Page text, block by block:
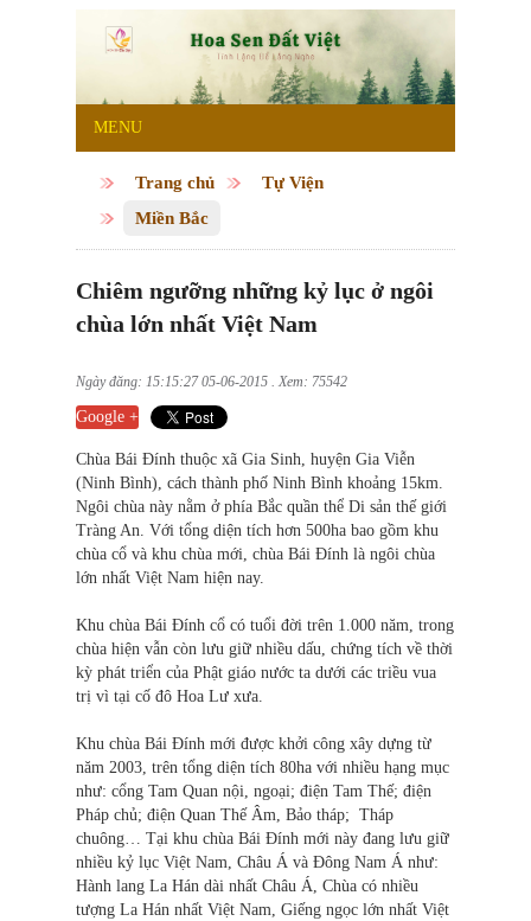
MENU
Trang chủ
Tự Viện
Miền Bắc
Chiêm ngưỡng những kỷ lục ở ngôi
chùa lớn nhất Việt Nam
Ngày đăng: 15:15:27 05-06-2015 . Xem: 75542
Google +
Chùa Bái Đính thuộc xã Gia Sinh, huyện Gia Viễn
(Ninh Bình), cách thành phố Ninh Bình khoảng 15km.
Ngôi chùa này nằm ở phía Bắc quần thể Di sản thế giới
Tràng An. Với tổng diện tích hơn 500ha bao gồm khu
chùa cổ và khu chùa mới, chùa Bái Đính là ngôi chùa
lớn nhất Việt Nam hiện nay.
Khu chùa Bái Đính cổ có tuổi đời trên 1.000 năm, trong
chùa hiện vẫn còn lưu giữ nhiều dấu, chứng tích về thời
kỳ phát triển của Phật giáo nước ta dưới các triều vua
trị vì tại cố đô Hoa Lư xưa.
Khu chùa Bái Đính mới được khởi công xây dựng từ
năm 2003, trên tổng diện tích 80ha với nhiều hạng mục
như: cổng Tam Quan nội, ngoại; điện Tam Thế; điện
Pháp chủ; điện Quan Thế Âm, Bảo tháp; Tháp
chuông… Tại khu chùa Bái Đính mới này đang lưu giữ
nhiều kỷ lục Việt Nam, Châu Á và Đông Nam Á như:
Hành lang La Hán dài nhất Châu Á, Chùa có nhiều
tượng La Hán nhất Việt Nam, Giếng ngọc lớn nhất Việt